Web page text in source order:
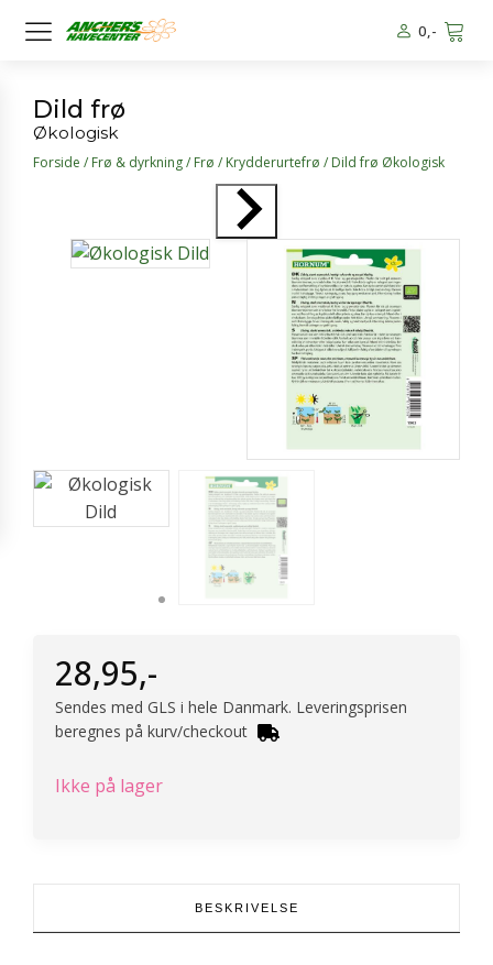
0,-
Forside / Frø & dyrkning/ Frø / Krydderurtefrø / Dild frø Økologisk
Dild frø
Økologisk
28,95,-
Sendes med GLS i hele Danmark. Leveringsprisen
beregnes på kurv/checkout
Ikke på lager
BESKRIVELSE